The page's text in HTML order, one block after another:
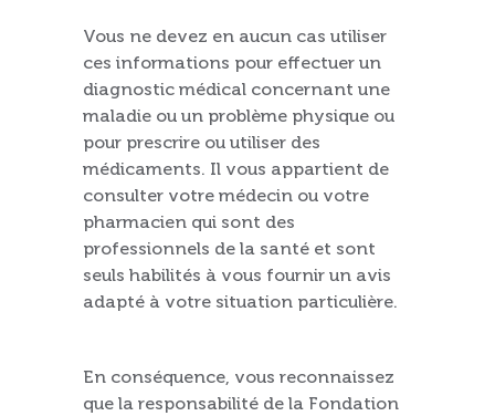
Vous ne devez en aucun cas utiliser
ces informations pour effectuer un
diagnostic médical concernant une
maladie ou un problème physique ou
pour prescrire ou utiliser des
médicaments. Il vous appartient de
consulter votre médecin ou votre
pharmacien qui sont des
professionnels de la santé et sont
seuls habilités à vous fournir un avis
adapté à votre situation particulière.
En conséquence, vous reconnaissez
que la responsabilité de la Fondation